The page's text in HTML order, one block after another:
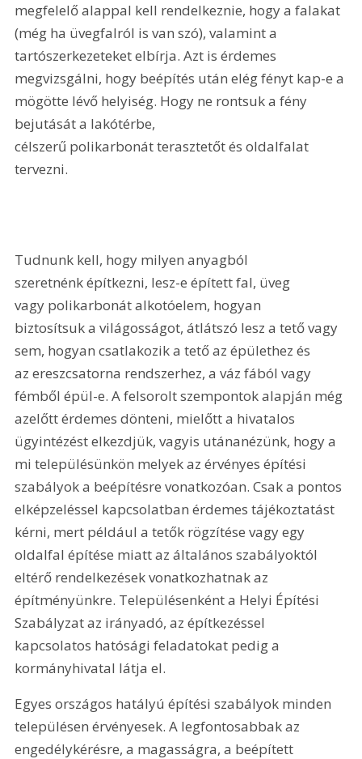
megfelelő alappal kell rendelkeznie, hogy a falakat
(még ha üvegfalról is van szó), valamint a
tartószerkezeteket elbírja. Azt is érdemes
megvizsgálni, hogy beépítés után elég fényt kap-e a
mögötte lévő helyiség. Hogy ne rontsuk a fény
bejutását a lakótérbe,
célszerű polikarbonát terasztetőt és oldalfalat
tervezni.
Tudnunk kell, hogy milyen anyagból
szeretnénk építkezni, lesz-e épített fal, üveg
vagy polikarbonát alkotóelem, hogyan
biztosítsuk a világosságot, átlátszó lesz a tető vagy
sem, hogyan csatlakozik a tető az épülethez és
az ereszcsatorna rendszerhez, a váz fából vagy
fémből épül-e. A felsorolt szempontok alapján még
azelőtt érdemes dönteni, mielőtt a hivatalos
ügyintézést elkezdjük, vagyis utánanézünk, hogy a
mi településünkön melyek az érvényes építési
szabályok a beépítésre vonatkozóan. Csak a pontos
elképzeléssel kapcsolatban érdemes tájékoztatást
kérni, mert például a tetők rögzítése vagy egy
oldalfal építése miatt az általános szabályoktól
eltérő rendelkezések vonatkozhatnak az
építményünkre. Településenként a Helyi Építési
Szabályzat az irányadó, az építkezéssel
kapcsolatos hatósági feladatokat pedig a
kormányhivatal látja el.
Egyes országos hatályú építési szabályok minden
településen érvényesek. A legfontosabbak az
engedélykérésre, a magasságra, a beépített